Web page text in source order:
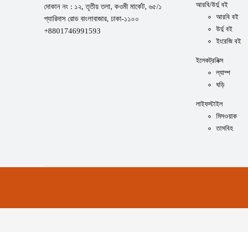
দোকান নং : ১২, তৃতীয় তলা, কওমী মার্কেট, ৬৫/১
প্যারিদাস রোড বাংলাবাজার, ঢাকা-১১০০
+8801746991593
আরবি/উর্দু বই
আরবি বই
উর্দু বই
ইংরেজি বই
ইলেকট্রনিক্স
ল্যাম্প
ঘড়ি
লাইফস্টাইল
মিসওয়াক
তাসবিহ